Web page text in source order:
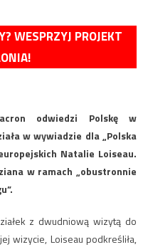
WESPRZYJ PROJEKT
odwiedzi Polskę w
w wywiadzie dla „Polska
Natalie Loiseau.
w ramach „obustronnie
z dwudniową wizytą do
wizycie, Loiseau podkreśliła,